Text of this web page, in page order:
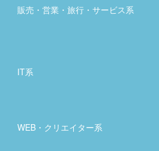
販売・営業・旅行・サービス系
IT系
WEB・クリエイター系